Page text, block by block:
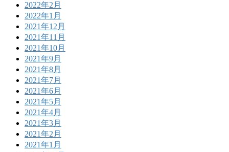
2022年2月
2022年1月
2021年12月
2021年11月
2021年10月
2021年9月
2021年8月
2021年7月
2021年6月
2021年5月
2021年4月
2021年3月
2021年2月
2021年1月